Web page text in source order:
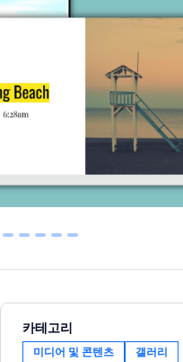
1 2 3 4 5
카테고리
미디어 및 콘텐츠 갤러리